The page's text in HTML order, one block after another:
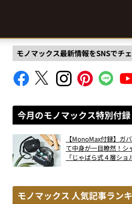
モノマックス最新情報をSNSでチェ
今月のモノマックス特別付録
【MonoMax付録】ガ
て中身が一目瞭然！シ
「じゃばら式４層ショ
モノマックス 人気記事ラン